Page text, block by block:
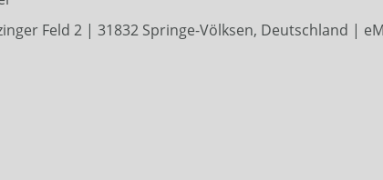
Feld 2 | 31832 Springe-Völksen, Deutschland |